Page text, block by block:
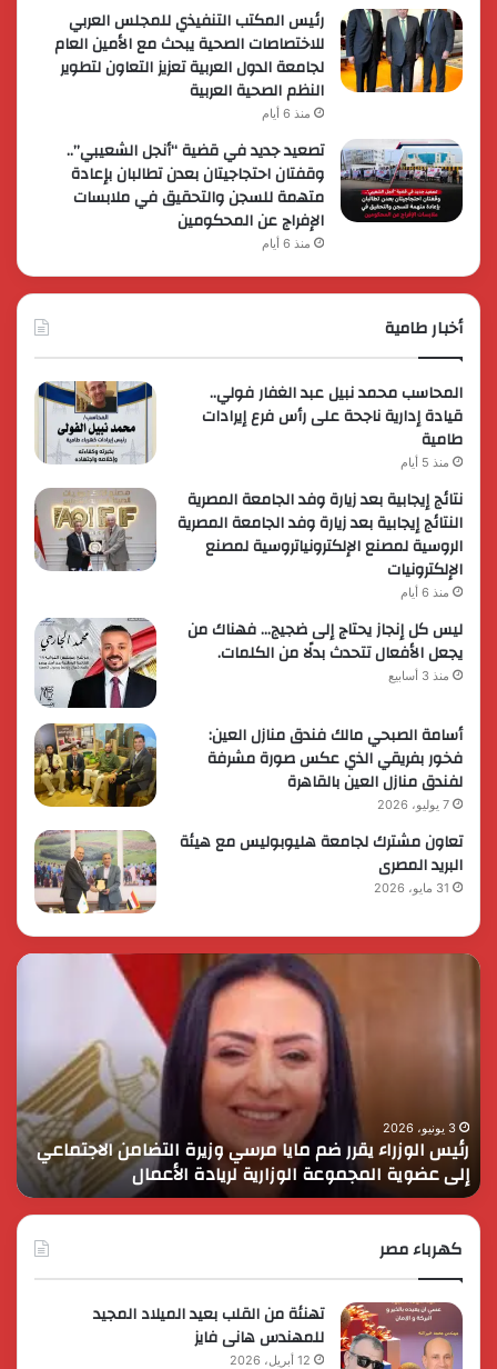
رئيس المكتب التنفيذي للمجلس العربي
للاختصاصات الصحية يبحث مع الأمين العام
لجامعة الدول العربية تعزيز التعاون لتطوير
النظم الصحية العربية
منذ 6 أيام
تصعيد جديد في قضية “أنجل الشعيبي”..
وقفتان احتجاجيتان بعدن تطالبان بإعادة
متهمة للسجن والتحقيق في ملابسات
الإفراج عن المحكومين
منذ 6 أيام
أخبار طامية
المحاسب محمد نبيل عبد الغفار فولي..
قيادة إدارية ناجحة على رأس فرع إيرادات
طامية
منذ 5 أيام
نتائج إيجابية بعد زيارة وفد الجامعة المصرية
النتائج إيجابية بعد زيارة وفد الجامعة المصرية
الروسية لمصنع الإلكترونياتروسية لمصنع
الإلكترونيات
منذ 6 أيام
ليس كل إنجاز يحتاج إلى ضجيج… فهناك من
يجعل الأفعال تتحدث بدلًا من الكلمات.
منذ 3 أسابيع
أسامة الصبحي مالك فندق منازل العين:
فخور بفريقي الذي عكس صورة مشرفة
لفندق منازل العين بالقاهرة
7 يوليو، 2026
تعاون مشترك لجامعة هليوبوليس مع هيئة
البريد المصرى
31 مايو، 2026
رئيس
التضامن
الاجتماعي
إلى
عضوية
المجموعة
الوزارية
3 يونيو، 2026
رئيس الوزراء يقرر ضم مايا مرسي وزيرة التضامن الاجتماعي
إلى عضوية المجموعة الوزارية لريادة الأعمال
في
كهرباء مصر
تهنئة من القلب بعيد الميلاد المجيد
للمهندس هانى فايز
12 أبريل، 2026